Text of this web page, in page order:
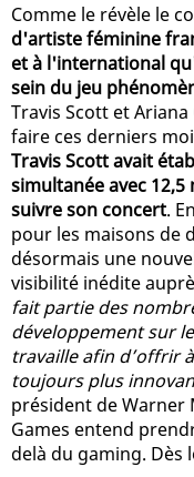
Comme le révèle le
d'artiste féminine
et à l'international
sein du jeu
Travis Scott et
faire ces derniers
Travis Scott avait
simultanée avec
suivre son concert.
pour les maisons de
désormais une
visibilité inédite
fait partie des
développement sur
travaille afin d’offrir
toujours plus
président de Warner
Games entend
delà du gaming. Dès